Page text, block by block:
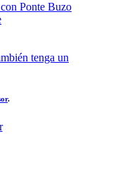
Ponte Buzo
tenga un
.